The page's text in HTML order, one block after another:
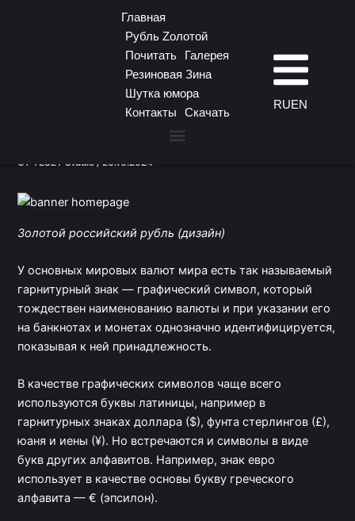
Главная
Рубль Zолотой
Почитать
Галерея
Резиновая Зина
Шутка юмора
Контакты
Скачать
RUEN
Конкурсная работа от
«Студия ТЕСЕТ»
От TESET Studio / 20.10.2024
Золотой российский рубль (дизайн)
У основных мировых валют мира есть так называемый
гарнитурный знак — графический символ, который
тождествен наименованию валюты и при указании его
на банкнотах и монетах однозначно идентифицируется,
показывая к ней принадлежность.
В качестве графических символов чаще всего
используются буквы латиницы, например в
гарнитурных знаках доллара ($), фунта стерлингов (£),
юаня и иены (¥). Но встречаются и символы в виде
букв других алфавитов. Например, знак евро
использует в качестве основы букву греческого
алфавита — € (эпсилон).